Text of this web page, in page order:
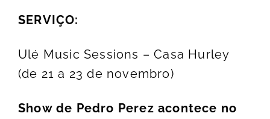
SERVIÇO:
Ulé Music Sessions – Casa Hurley
(de 21 a 23 de novembro)
Show de Pedro Perez acontece no